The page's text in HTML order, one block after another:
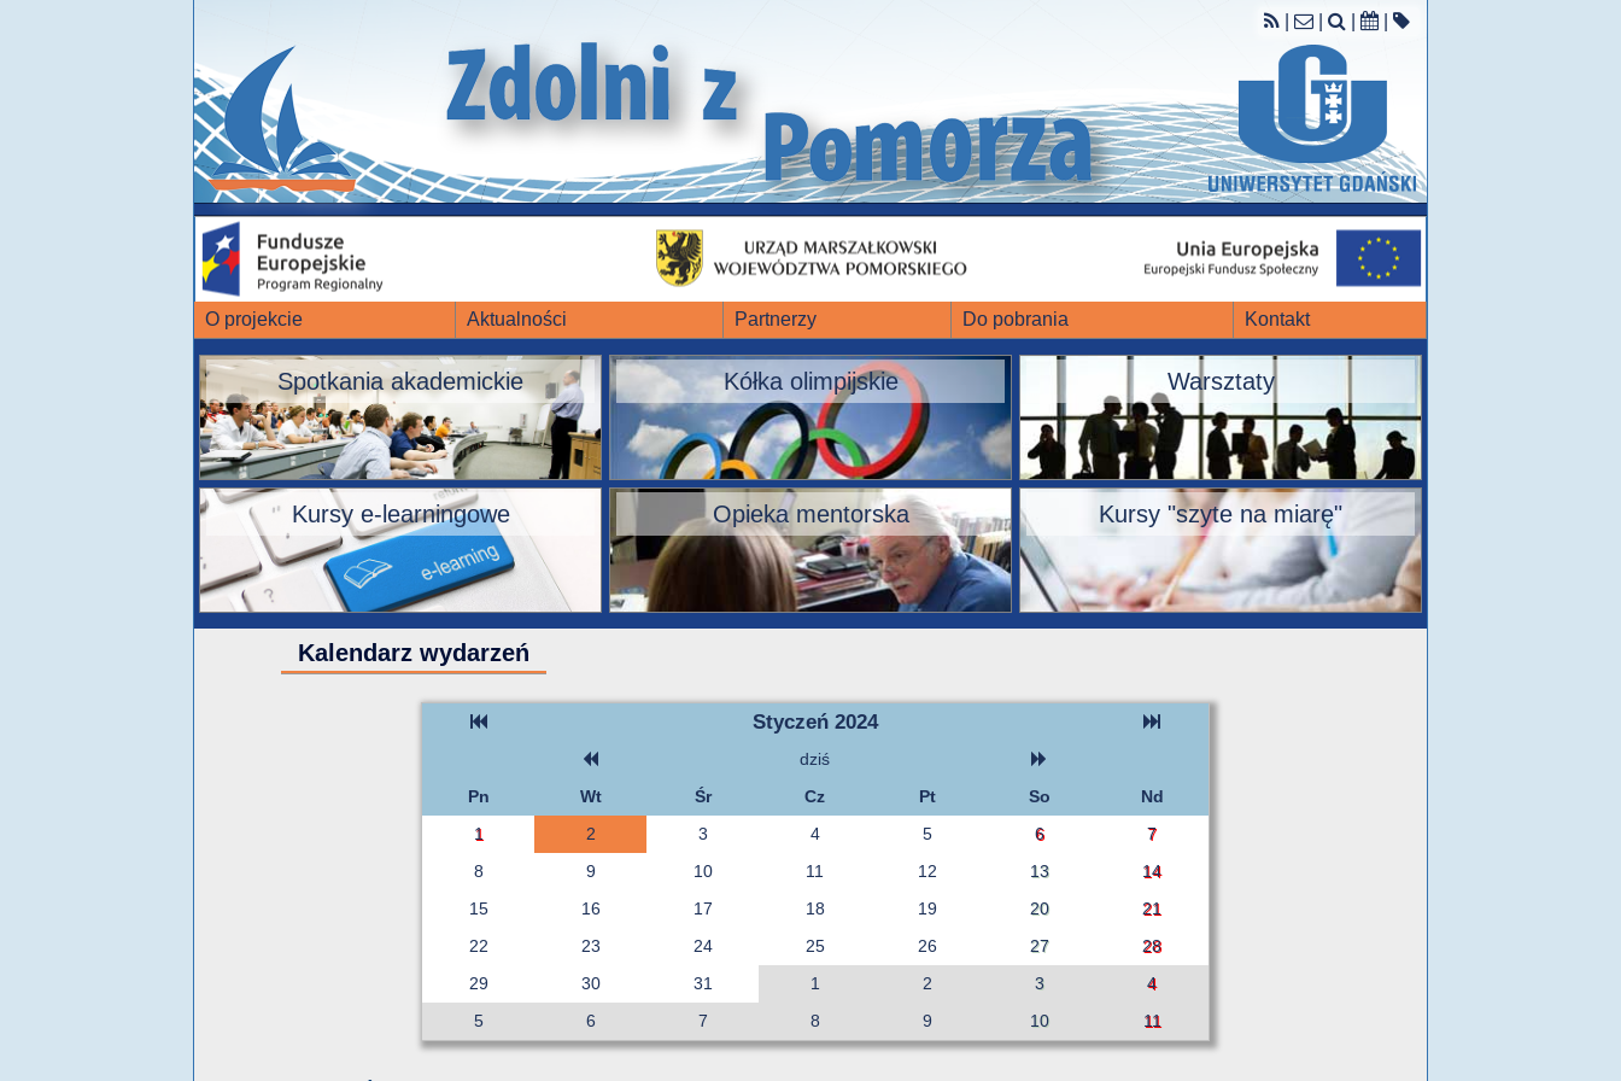
O projekcie Aktualności Partnerzy Do pobrania Kontakt
Spotkania akademickie Kółka olimpijskie Warsztaty
Kursy e-learningowe Opieka mentorska Kursy "szyte na miarę"
Kalendarz wydarzeń
Styczeń 2024
dziś
Pn
Wt Śr Cz Pt So
Nd
1
2 3 4 5 6
7
8
9 10 11 12 13
14
15
16 17 18 19 20
21
22
23 24 25 26 27
28
29
30 31 1 2 3
4
5
6 7 8 9 10 11